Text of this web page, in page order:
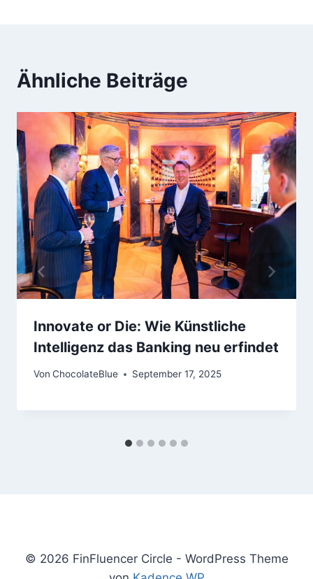
Ähnliche Beiträge
Innovate or Die: Wie Künstliche
Intelligenz das Banking neu erfindet
Von ChocolateBlue September 17, 2025
© 2026 FinFluencer Circle - WordPress Theme